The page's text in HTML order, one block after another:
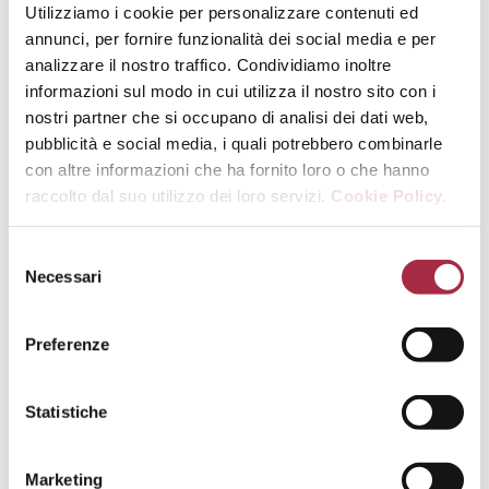
Utilizziamo i cookie per personalizzare contenuti ed
annunci, per fornire funzionalità dei social media e per
analizzare il nostro traffico. Condividiamo inoltre
informazioni sul modo in cui utilizza il nostro sito con i
nostri partner che si occupano di analisi dei dati web,
pubblicità e social media, i quali potrebbero combinarle
con altre informazioni che ha fornito loro o che hanno
raccolto dal suo utilizzo dei loro servizi. Cookie Policy.
Necessari
Preferenze
Statistiche
Marketing
Balsamique de Modène IGP Vieilli.
Faites fondre à feu moyen et laissez
cuire 5 min le temps que la
préparation épaississe.
7- Rajoutez les fraises coupées en 2
et faites revenir 2 min. Gardez le
8 – Dans une assiette, dressez les
tranches de brioche perdue avec les
fraîches, la chantilly maison et le